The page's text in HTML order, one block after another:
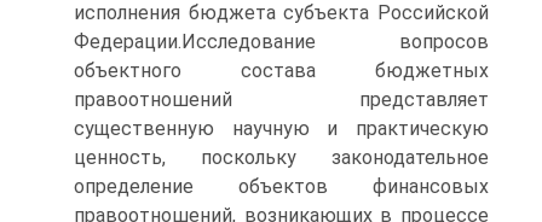
исполнения бюджета субъекта Российской
Федерации.Исследование вопросов
объектного состава бюджетных
правоотношений представляет
существенную научную и практическую
ценность, поскольку законодательное
определение объектов финансовых
правоотношений, возникающих в процессе